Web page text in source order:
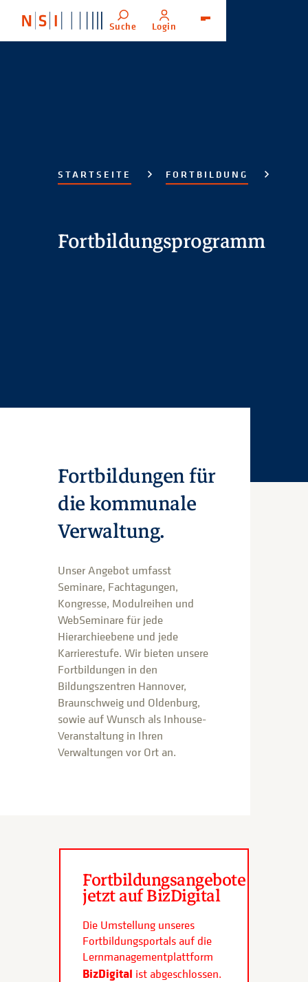
Suche Login
STARTSEITE FORTBILDUNG
Fortbildungsprogramm
Fortbildungen für
die kommunale
Verwaltung.
Unser Angebot umfasst
Seminare, Fachtagungen,
Kongresse, Modulreihen und
WebSeminare für jede
Hierarchieebene und jede
Karrierestufe. Wir bieten unsere
Fortbildungen in den
Bildungszentren Hannover,
Braunschweig und Oldenburg,
sowie auf Wunsch als Inhouse-
Veranstaltung in Ihren
Verwaltungen vor Ort an.
Fortbildungsangebote
jetzt auf BizDigital
Die Umstellung unseres
Fortbildungsportals auf die
Lernmanagementplattform
BizDigital ist abgeschlossen.